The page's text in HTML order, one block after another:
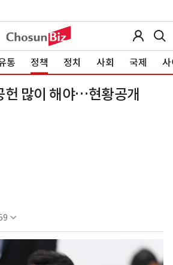
통 정책 정치 사회 국제 사
헌 많이 해야…현황공개